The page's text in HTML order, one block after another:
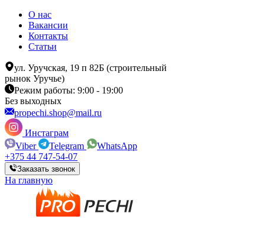
О нас
Вакансии
Контакты
Статьи
ул. Уручская, 19 п 82Б (строительный
рынок Уручье)
Режим работы: 9:00 - 19:00
Без выходных
propechi.shop@mail.ru
Инстаграм
Viber
Telegram
WhatsApp
+375 44 747-54-07
Заказать звонок
На главную